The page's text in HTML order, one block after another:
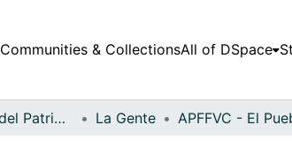
Communities & CollectionsAll of DSpace
Fondo Archivo del Patrimonio Fotográfico y Fílmico del Valle del Cauca La Gente